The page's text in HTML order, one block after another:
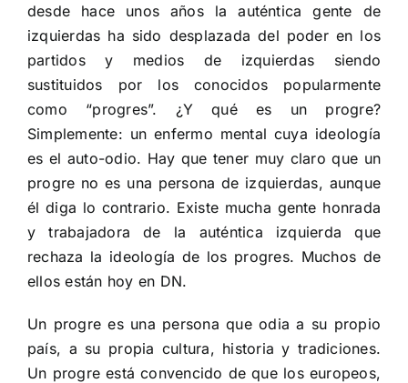
desde hace unos años la auténtica gente de
izquierdas ha sido desplazada del poder en los
partidos y medios de izquierdas siendo
sustituidos por los conocidos popularmente
como “progres”. ¿Y qué es un progre?
Simplemente: un enfermo mental cuya ideología
es el auto-odio. Hay que tener muy claro que un
progre no es una persona de izquierdas, aunque
él diga lo contrario. Existe mucha gente honrada
y trabajadora de la auténtica izquierda que
rechaza la ideología de los progres. Muchos de
ellos están hoy en DN.
Un progre es una persona que odia a su propio
país, a su propia cultura, historia y tradiciones.
Un progre está convencido de que los europeos,